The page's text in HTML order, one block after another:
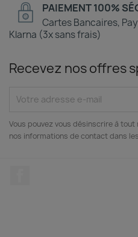
PAIEMENT 100%
Cartes Bancaires,
Klarna (3x sans frais)
Recevez nos offres
Vous pouvez vous désinscrire à
nos informations de contact dans